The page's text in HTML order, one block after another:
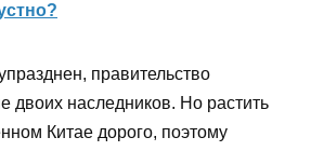
правительство
двоих наследников. Но растить
Китае дорого, поэтому